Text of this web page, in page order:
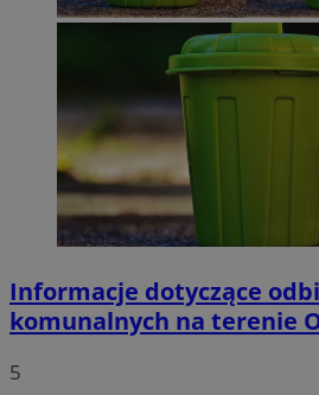
Informacje dotyczące
komunalnych na terenie
5